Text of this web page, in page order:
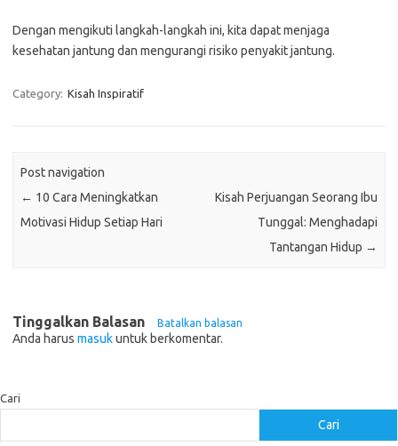
Dengan mengikuti langkah-langkah ini, kita dapat menjaga
kesehatan jantung dan mengurangi risiko penyakit jantung.
Category: Kisah Inspiratif
Post navigation
← 10 Cara Meningkatkan
Motivasi Hidup Setiap Hari
Kisah Perjuangan Seorang Ibu
Tunggal: Menghadapi
Tantangan Hidup →
Tinggalkan Balasan Batalkan balasan
Anda harus masukuntuk berkomentar.
Cari
Cari